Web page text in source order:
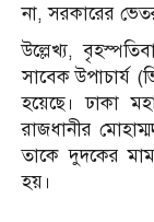
না, সরকারের
উল্লেখ্য,
সাবেক উপাচার্য
হয়েছে। ঢাকা
রাজধানীর
তাকে দুদকের
হয়।